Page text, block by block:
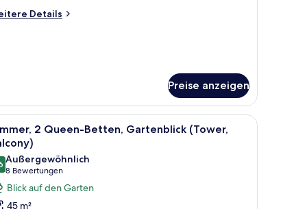
Details
Preise anzeigen
und Blick aufs Meer.
Queen-
Ein Hotelzimmer mit zwei Betten, einem
5
2 Queen-Betten, Gartenblick (Tower,
von 10
Außergewöhnlich
8 Bewertungen
(8
Bewertungen)
Blick auf den Garten
45 m²